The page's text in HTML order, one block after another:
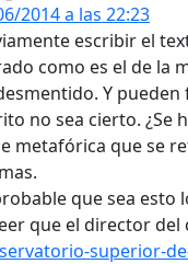
2014 a las 22:23
escribir el
como es el de la
Y
no sea cierto. ¿Se
metafórica que se
que sea
que el director
superior-